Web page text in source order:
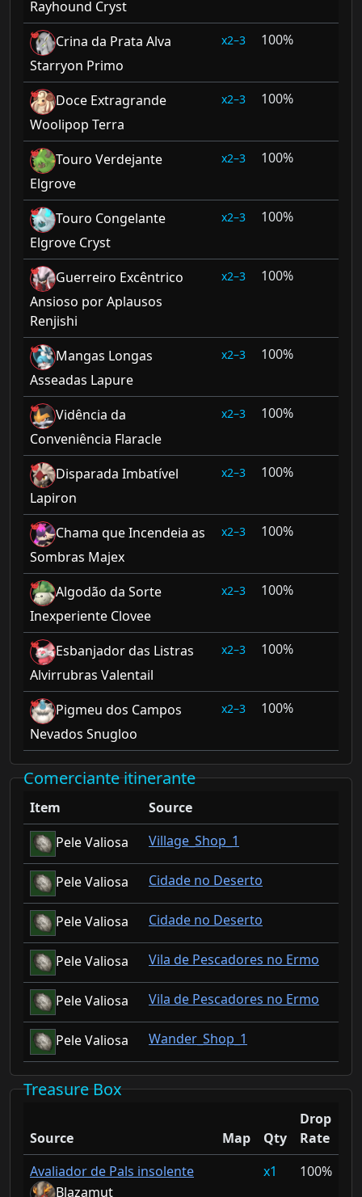
Rayhound Cryst
Crina da Prata Alva
Starryon Primo
2–3 100%
Doce Extragrande
Woolipop Terra
2–3 100%
Touro Verdejante
Elgrove
2–3 100%
Touro Congelante
Elgrove Cryst
2–3 100%
Guerreiro Excêntrico
Ansioso por Aplausos
Renjishi
2–3 100%
Mangas Longas
Asseadas Lapure
2–3 100%
Vidência da
Conveniência Flaracle
2–3 100%
Disparada Imbatível
Lapiron
2–3 100%
Chama que Incendeia as
Sombras Majex
2–3 100%
Algodão da Sorte
Inexperiente Clovee
2–3 100%
Esbanjador das Listras
Alvirrubras Valentail
2–3 100%
Pigmeu dos Campos
Nevados Snugloo
2–3 100%
Comerciante itinerante
Item
Source
Pele Valiosa
Village_Shop_1
Pele Valiosa Cidade no Deserto
Pele Valiosa Cidade no Deserto
Pele Valiosa Vila de Pescadores no Ermo
Pele Valiosa Vila de Pescadores no Ermo
Pele Valiosa Wander_Shop_1
Treasure Box
Source Map Qty
Drop
Rate
Avaliador de Pals insolente
Blazamut
1 100%